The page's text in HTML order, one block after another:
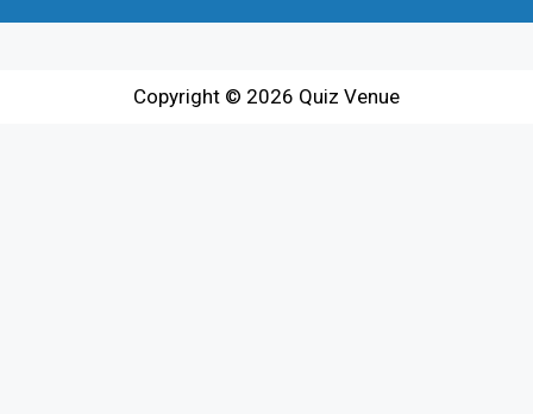
Copyright © 2026 Quiz Venue